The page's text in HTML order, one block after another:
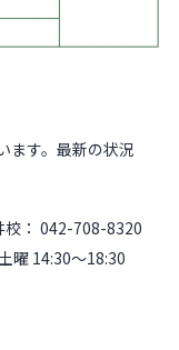
ます。最新の状況
： 042-708-8320
曜 14:30～18:30